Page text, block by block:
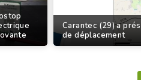
Carantec (29) a
de déplacement